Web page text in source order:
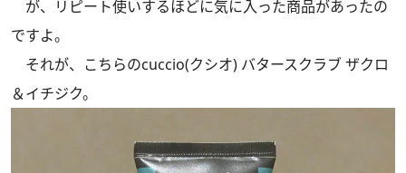
が、リピート使いするほどに気に入った商品があったの
ですよ。
それが、こちらのcuccio(クシオ) バタースクラブ ザクロ
＆イチジク。